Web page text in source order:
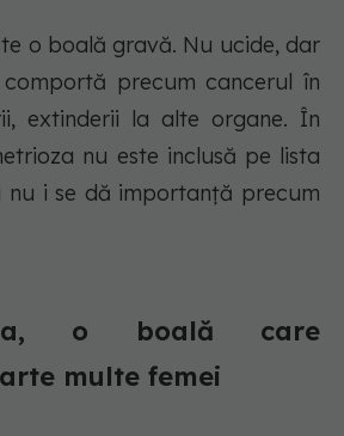
o boală gravă. Nu ucide, dar
precum cancerul în
extinderii la alte organe. În
nu este inclusă pe lista
nu i se dă importanță precum
o boală care
multe femei